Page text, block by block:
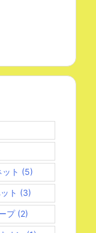
ト (5)
ト (3)
プ(2)